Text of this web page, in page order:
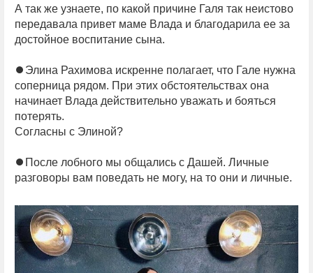
А так же узнаете, по какой причине Галя так неистово
передавала привет маме Влада и благодарила ее за
достойное воспитание сына.
⏺Элина Рахимова искренне полагает, что Гале нужна
соперница рядом. При этих обстоятельствах она
начинает Влада действительно уважать и бояться
потерять.
Согласны с Элиной?
⏺После лобного мы общались с Дашей. Личные
разговоры вам поведать не могу, на то они и личные.